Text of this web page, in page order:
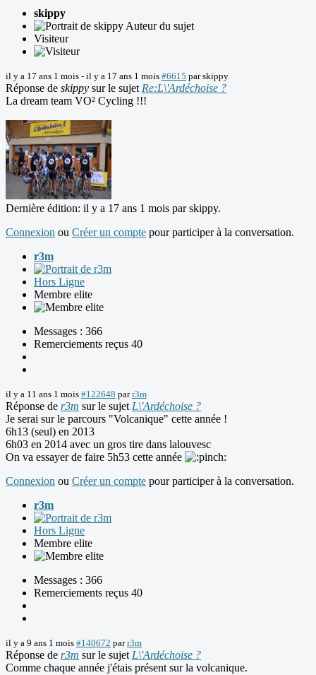
skippy
Auteur du sujet
Visiteur
il y a 17 ans 1 mois - il y a 17 ans 1 mois #6615 parskippy
Réponse de skippy sur le sujet Re:L\'Ardéchoise ?
La dream team VO² Cycling !!!
Dernière édition: il y a 17 ans 1 mois parskippy.
Connexion ou Créer un compte pour participer à la conversation.
r3m
Hors Ligne
Membre elite
Messages : 366
Remerciements reçus 40
il y a 11 ans 1 mois #122648 parr3m
Réponse de r3m sur le sujet L\'Ardéchoise ?
Je serai sur le parcours "Volcanique" cette année !
6h13 (seul) en 2013
6h03 en 2014 avec un gros tire dans lalouvesc
On va essayer de faire 5h53 cette année
Connexion ou Créer un compte pour participer à la conversation.
r3m
Hors Ligne
Membre elite
Messages : 366
Remerciements reçus 40
il y a 9 ans 1 mois #140672 parr3m
Réponse de r3m sur le sujet L\'Ardéchoise ?
Comme chaque année j'étais présent sur la volcanique.